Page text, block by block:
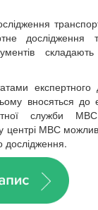
дослідження
складають
експертного
вносяться до
служби
центрі МВС
дослідження.